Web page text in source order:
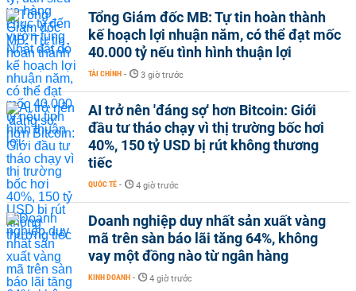
Tổng Giám đốc MB: Tự tin hoàn thành
kế hoạch lợi nhuận năm, có thể đạt mốc
40.000 tỷ nếu tình hình thuận lợi
TÀI CHÍNH - 3 giờ trước
AI trở nên 'đáng sợ' hơn Bitcoin: Giới
đầu tư tháo chạy vì thị trường bốc hơi
40%, 150 tỷ USD bị rút không thương
tiếc
QUỐC TẾ - 4 giờ trước
Doanh nghiệp duy nhất sản xuất vàng
mã trên sàn báo lãi tăng 64%, không
vay một đồng nào từ ngân hàng
KINH DOANH - 4 giờ trước